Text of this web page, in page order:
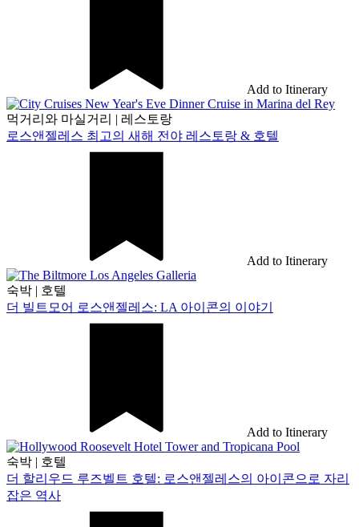
Add to Itinerary
먹거리와 마실거리 | 레스토랑
로스앤젤레스 최고의 새해 전야 레스토랑 & 호텔
Add to Itinerary
숙박 | 호텔
더 빌트모어 로스앤젤레스: LA 아이콘의 이야기
Add to Itinerary
숙박 | 호텔
더 할리우드 루즈벨트 호텔: 로스앤젤레스의 아이콘으로 자리
잡은 역사